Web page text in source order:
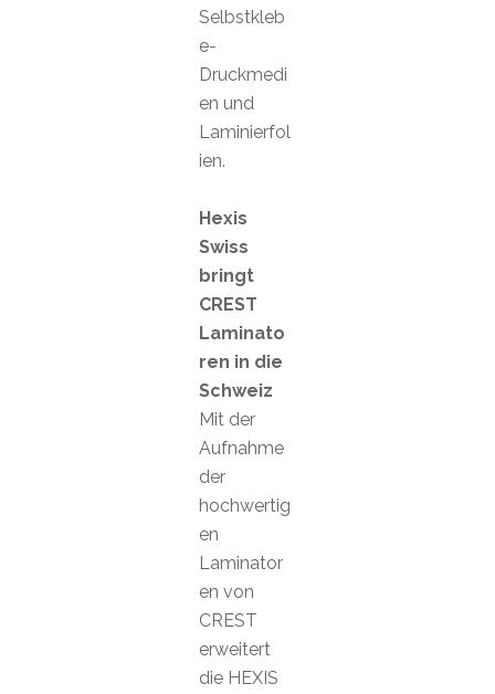
Selbstkleb
e-
Druckmedi
en und
Laminierfol
ien.
Hexis
Swiss
bringt
CREST
Laminato
ren in die
Schweiz
Mit der
Aufnahme
der
hochwertig
en
Laminator
en von
CREST
erweitert
die HEXIS